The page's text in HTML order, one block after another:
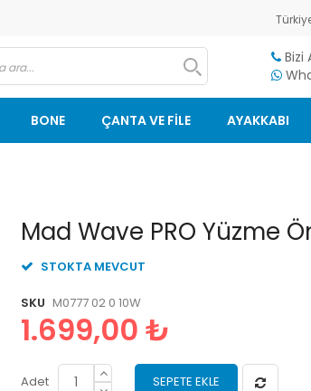
Bizi
BONE ÇANTA VE FİLE AYAKKABI
Mad Wave PRO Yüzme
STOKTA MEVCUT
SKU M0777 02 0 10W
1.699,00 ₺
Adet SEPETE EKLE
Resim
galerisinin
başlangıcına